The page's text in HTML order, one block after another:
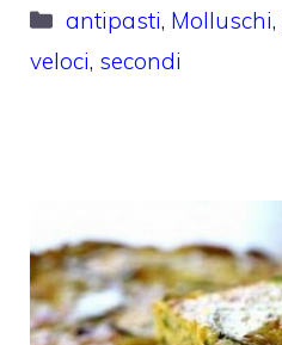
Categorie
antipasti, Molluschi,
veloci, secondi